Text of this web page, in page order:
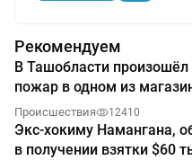
Рекомендуем
В Ташобласти
пожар в одном из
Происшествия 12410
Экс-хокиму Намангана,
в получении взятки $60